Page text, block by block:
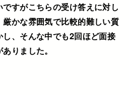
すがこちらの受け答えに対し
かな雰囲気で比較的難しい質
、そんな中でも2回ほど面接
りました。